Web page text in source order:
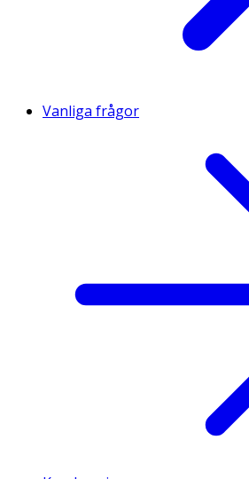
Vanliga frågor